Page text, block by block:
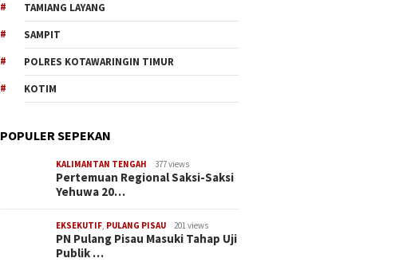
TAMIANG LAYANG
SAMPIT
POLRES KOTAWARINGIN TIMUR
KOTIM
POPULER SEPEKAN
KALIMANTAN TENGAH 377 views
Pertemuan Regional Saksi-Saksi
Yehuwa 20…
EKSEKUTIF, PULANG PISAU 201 views
PN Pulang Pisau Masuki Tahap Uji
Publik …